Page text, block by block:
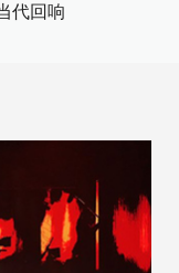
代回响